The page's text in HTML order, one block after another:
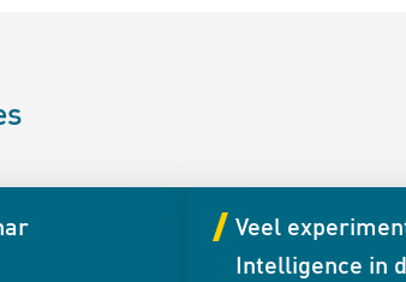
Veel
Intelligence in